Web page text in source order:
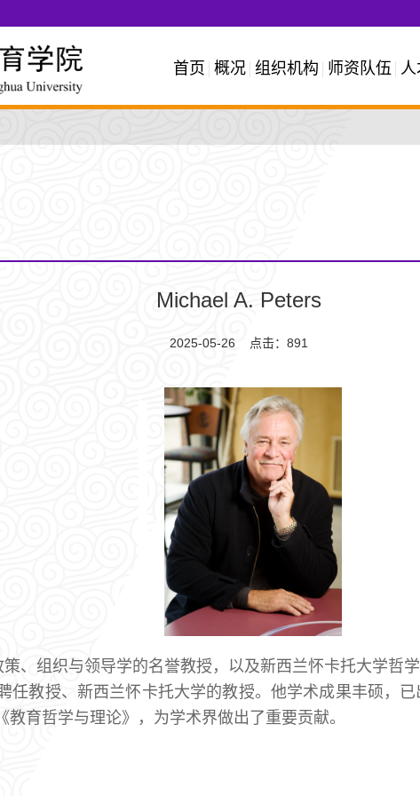
首页 概况 组织机构 师资队伍 人
Michael A. Peters
2025-05-26 点击： 891
、组织与领导学的名誉教授，以及新西兰怀卡托大学哲
任教授、新西兰怀卡托大学的教授。他学术成果丰硕，
育哲学与理论》，为学术界做出了重要贡献。